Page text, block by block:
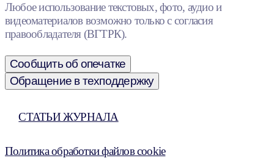
Любое использование текстовых, фото, аудио и
видеоматериалов возможно только с согласия
правообладателя (ВГТРК).
Сообщить об опечатке
Обращение в техподдержку
СТАТЬИ ЖУРНАЛА
Политика обработки файлов cookie